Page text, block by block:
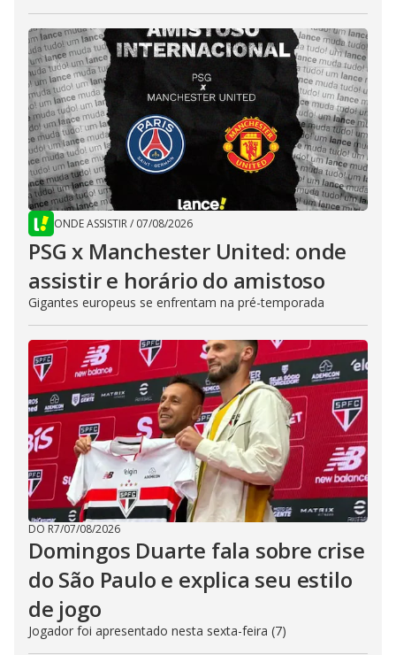
ONDE ASSISTIR/ 07/08/2026
PSG x Manchester United: onde
assistir e horário do amistoso
Gigantes europeus se enfrentam na pré-temporada
DO R7/07/08/2026
Domingos Duarte fala sobre crise
do São Paulo e explica seu estilo
de jogo
Jogador foi apresentado nesta sexta-feira (7)